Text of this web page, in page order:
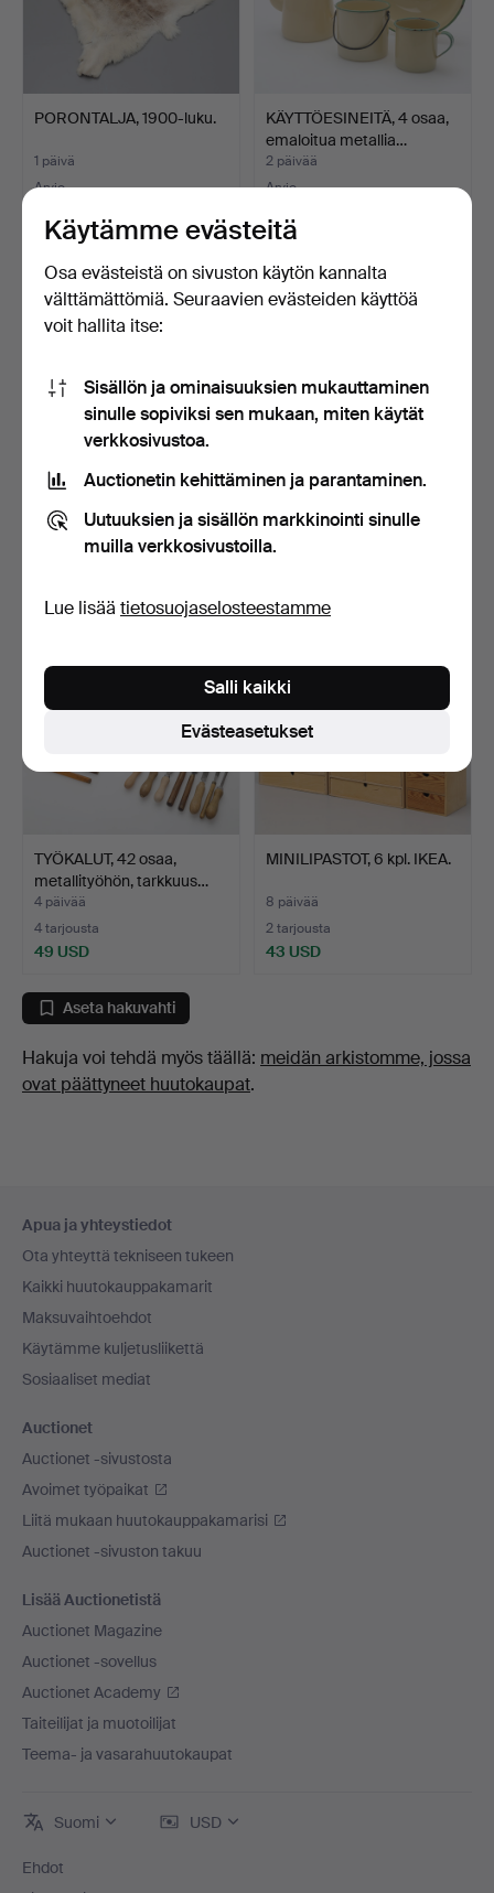
PORONTALJA, 1900-luku.
1 päivä
Arvio
KÄYTTÖESINEITÄ, 4 osaa,
emaloitua metallia…
2 päivää
Arvio
VAATENAULAKKO/HERRA
SPALVELIJA, maalattua
m…
3 päivää
TARJOTIN, tammi,
messinki, 1900-luvun alku.
4 päivää
Arvio
TYÖKALUT, 42 osaa,
metallityöhön, tarkkuus…
4 päivää
4 tarjousta
49 USD
MINILIPASTOT, 6 kpl. IKEA.
8 päivää
2 tarjousta
43 USD
Aseta hakuvahti
Hakuja voi tehdä myös täällä: meidän arkistomme, jossa
ovat päättyneet huutokaupat.
Apua ja yhteystiedot
Ota yhteyttä tekniseen tukeen
Kaikki huutokauppakamarit
Maksuvaihtoehdot
Käytämme kuljetusliikettä
Sosiaaliset mediat
Auctionet
Auctionet -sivustosta
Avoimet työpaikat
Liitä mukaan huutokauppakamarisi
Auctionet -sivuston takuu
Lisää Auctionetistä
Auctionet Magazine
Auctionet -sovellus
Auctionet Academy
Taiteilijat ja muotoilijat
Teema- ja vasarahuutokaupat
Suomi USD
Ehdot
Käytämme evästeitä
Osa evästeistä on sivuston käytön kannalta
välttämättömiä. Seuraavien evästeiden käyttöä
voit hallita itse:
Sisällön ja ominaisuuksien mukauttaminen
sinulle sopiviksi sen mukaan, miten käytät
verkkosivustoa.
Auctionetin kehittäminen ja parantaminen.
Uutuuksien ja sisällön markkinointi sinulle
muilla verkkosivustoilla.
Lue lisää tietosuojaselosteestamme
Evästeasetukset
Salli kaikki